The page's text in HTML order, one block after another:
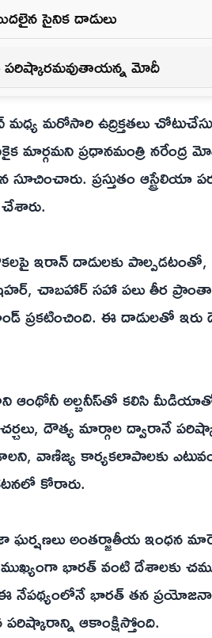
సైనిక దాడులు
పరిష్కారమవుతాయన్న మోదీ
మరోసారి ఉద్రిక్తతలు
మార్గమని ప్రధానమంత్రి నరేంద్ర
ప్రస్తుతం ఆస్ట్రేలియా
ఇరాన్ దాడులకు పాల్పడటంతో,
చాబహార్ సహా పలు తీర
ప్రకటించింది. ఈ దాడులతో ఇరు
ఆంథోనీ అల్బనీస్‌తో కలిసి
దౌత్య మార్గాల ద్వారానే
వాణిజ్య కార్యకలాపాలకు
కోరారు.
అంతర్జాతీయ ఇంధన
భారత్ వంటి దేశాలకు
నేపథ్యంలోనే భారత్ తన
ఆకాంక్షిస్తోంది.